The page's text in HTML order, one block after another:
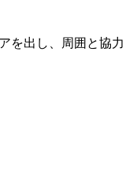
を出し、周囲と協力